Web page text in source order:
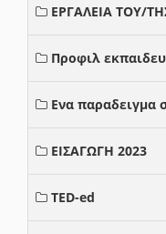
ΕΡΓΑΛΕΙΑ ΤΟΥ/
Προφιλ
Ενα παραδειγμα
ΕΙΣΑΓΩΓΗ 2023
TED-ed